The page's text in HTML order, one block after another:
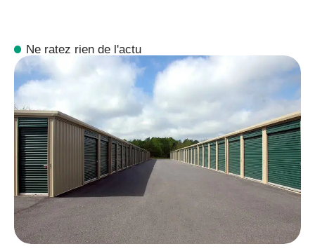
Ne ratez rien de l'actu